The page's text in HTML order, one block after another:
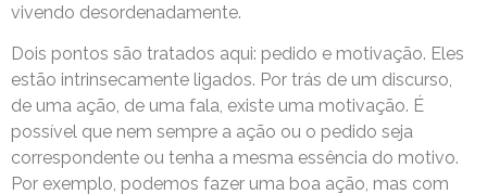
vivendo desordenadamente.
Dois pontos são tratados aqui: pedido e motivação. Eles
estão intrinsecamente ligados. Por trás de um discurso,
de uma ação, de uma fala, existe uma motivação. É
possível que nem sempre a ação ou o pedido seja
correspondente ou tenha a mesma essência do motivo.
Por exemplo, podemos fazer uma boa ação, mas com